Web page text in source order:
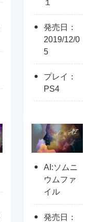
１
発売日：
2019/12/0
5
プレイ：
PS4
AI:ソムニ
ウムファ
イル
発売日：